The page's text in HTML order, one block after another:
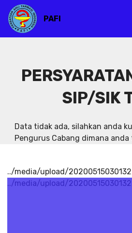
PAFI
SIP/SIK
Data tidak ada, silahkan anda
Pengurus Cabang dimana
../media/upload/
../media/upload/